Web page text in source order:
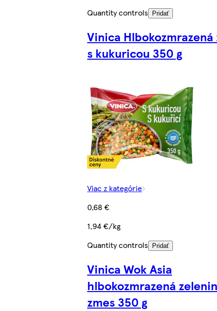
Quantity controls
Pridať
Vinica Hlbokozmrazená
s kukuricou 350 g
Viac z kategórie
0,68 €
1,94 €/kg
Quantity controls
Pridať
Vinica Wok Asia
hlbokozmrazená
zmes 350 g